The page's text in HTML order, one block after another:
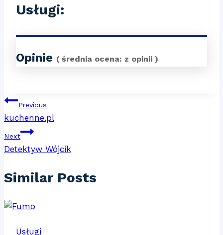
Usługi:
Opinie ( średnia ocena: z opinii )
Nawigacja
wpisu
Previous
kuchenne.pl
Next
Detektyw Wójcik
Similar Posts
Usługi